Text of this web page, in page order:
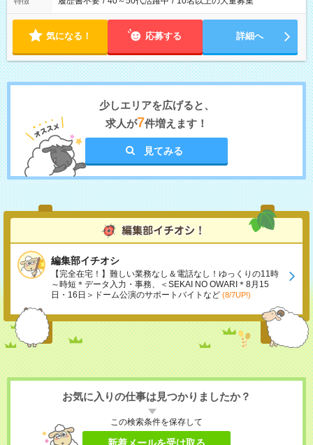
気になる！ 応募する 詳細へ
少しエリアを広げると、
求人が7件増えます！
見てみる
編集部イチオシ
【完全在宅！】難しい業務なし＆電話なし！ゆっくりの11時
～時短＊データ入力・事務、＜SEKAI NO OWARI＊8月15
日・16日＞ドーム公演のサポートバイトなど (8/7UP!)
お気に入りの仕事は見つかりましたか？
この検索条件を保存して